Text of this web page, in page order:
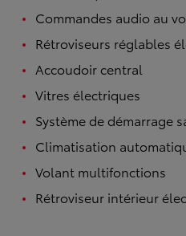
Commandes audio au
Rétroviseurs réglables
Accoudoir central
Vitres électriques
Système de démarrage
Climatisation
Volant multifonctions
Rétroviseur intérieur